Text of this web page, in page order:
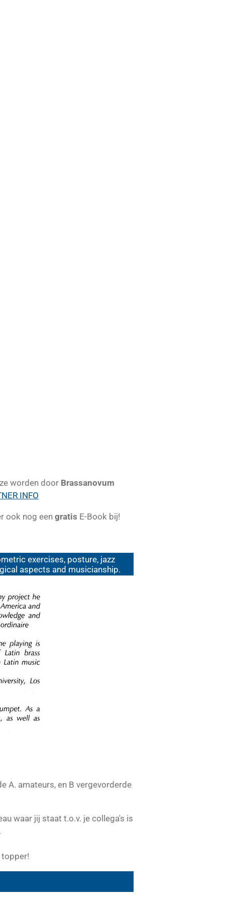
worden door Brassanovum
INFO
ook nog een gratis E-Book bij!
exercises, posture, jazz
aspects and musicianship.
A. amateurs, en B vergevorderde
waar jij staat t.o.v. je collega's is
topper!